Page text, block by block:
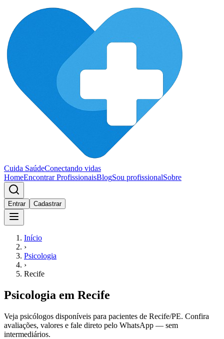
Cuida SaúdeConectando vidas
HomeEncontrar ProfissionaisBlogSou profissionalSobre
Entrar Cadastrar
Início
›
Psicologia
›
Recife
Psicologia em Recife
Veja psicólogos disponíveis para pacientes de Recife/PE. Confira
avaliações, valores e fale direto pelo WhatsApp — sem
intermediários.